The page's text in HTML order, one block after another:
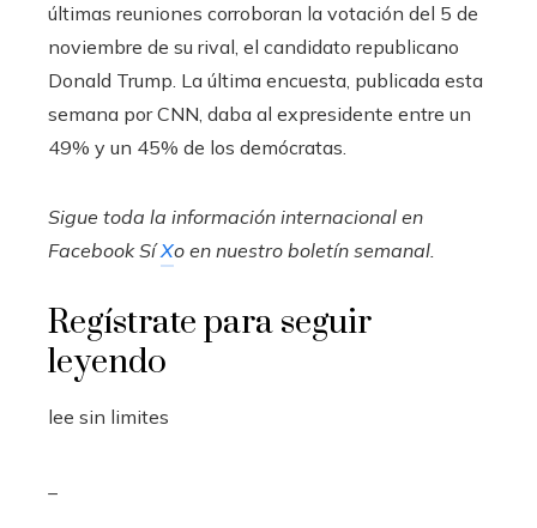
últimas reuniones corroboran la votación del 5 de
noviembre de su rival, el candidato republicano
Donald Trump. La última encuesta, publicada esta
semana por CNN, daba al expresidente entre un
49% y un 45% de los demócratas.
Sigue toda la información internacional en
FacebookSíXo en nuestro boletín semanal.
Regístrate para seguir
leyendo
lee sin limites